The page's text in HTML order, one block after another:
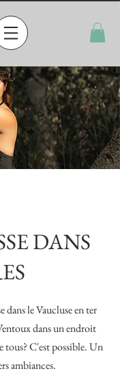
DANS
dans le Vaucluse en ter
dans un endroit
tous? C'est possible. Un
ambiances.